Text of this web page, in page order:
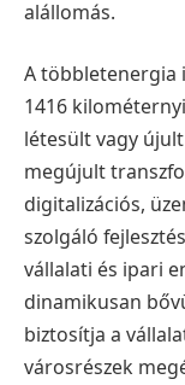
alállomás.
A többletenergia
1416
létesült vagy
megújult
digitalizációs,
szolgáló
vállalati és ipari
dinamikusan
biztosítja a
városrészek